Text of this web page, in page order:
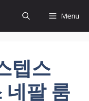
Menu
텝스
네팔 룸